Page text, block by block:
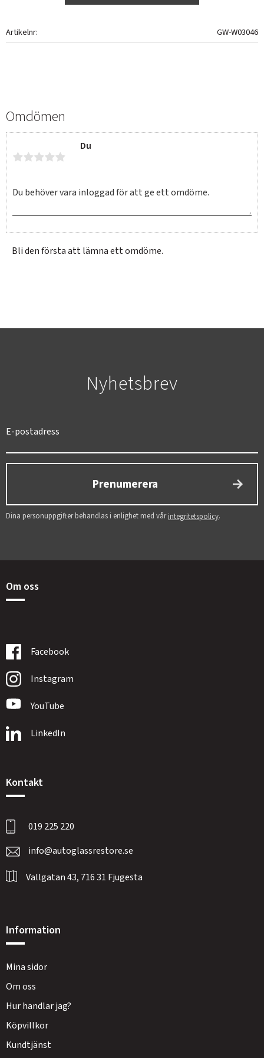
Artikelnr GW-W03046
Omdömen
Du
Bli den första att lämna ett omdöme.
Nyhetsbrev
Prenumerera
Dina personuppgifter behandlas i enlighet med vårintegritetspolicy.
Om oss
Facebook
Instagram
YouTube
LinkedIn
Kontakt
019 225 220
info@autoglassrestore.se
Vallgatan 43, 716 31 Fjugesta
Information
Mina sidor
Om oss
Hur handlar jag?
Köpvillkor
Kundtjänst